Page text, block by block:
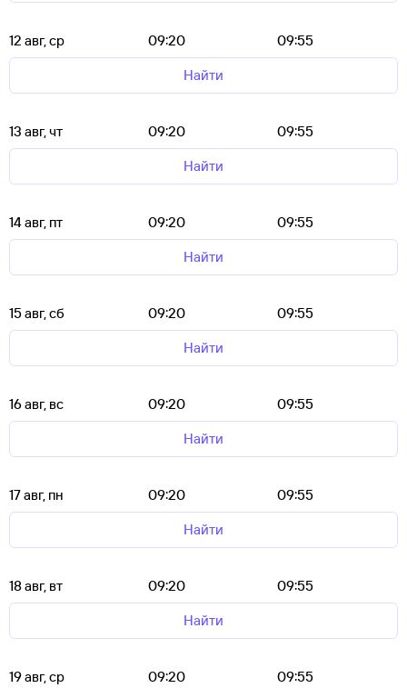
12 авг, ср 09:20
09:55
Найти
13 авг, чт 09:20
09:55
Найти
14 авг, пт 09:20
09:55
Найти
15 авг, сб 09:20
09:55
Найти
16 авг, вс 09:20
09:55
Найти
17 авг, пн 09:20
09:55
Найти
18 авг, вт 09:20
09:55
Найти
19 авг, ср 09:20 09:55